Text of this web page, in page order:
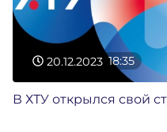
20.12.2023 18:35
В ХТУ открылся свой